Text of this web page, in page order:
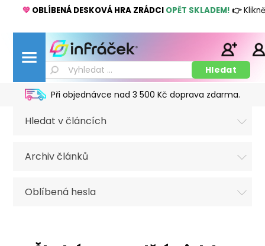
💚 OBLÍBENÁ DESKOVÁ HRA ZRÁDCI OPĚT SKLADEM! 👉
Při objednávce nad 3 500 Kč doprava zdarma.
Hledat v článcích
Archiv článků
Oblíbená hesla